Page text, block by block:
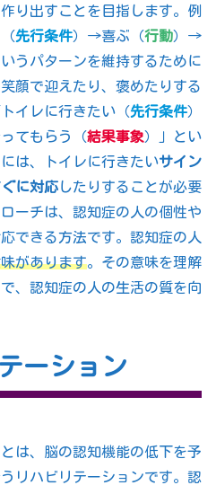
り出すことを目指します。例
先行条件）→喜ぶ（行動）→
うパターンを維持するために
顔で迎えたり、褒めたりする
イレに行きたい（先行条件）
てもらう（結果事象）」とい
は、トイレに行きたいサイン
に対応したりすることが必要
ーチは、認知症の人の個性や
できる方法です。認知症の人
があります。その意味を理解
、認知症の人の生活の質を向
ーション
は、脳の認知機能の低下を予
リハビリテーションです。認